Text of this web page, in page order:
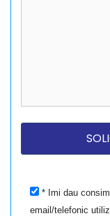
* Imi dau
email/telefonic